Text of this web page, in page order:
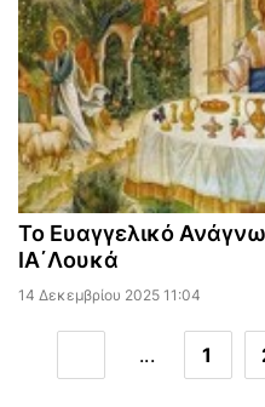
Το Ευαγγελικό
ΙΑ΄Λουκά
14 Δεκεμβρίου 2025 11:04
... 1